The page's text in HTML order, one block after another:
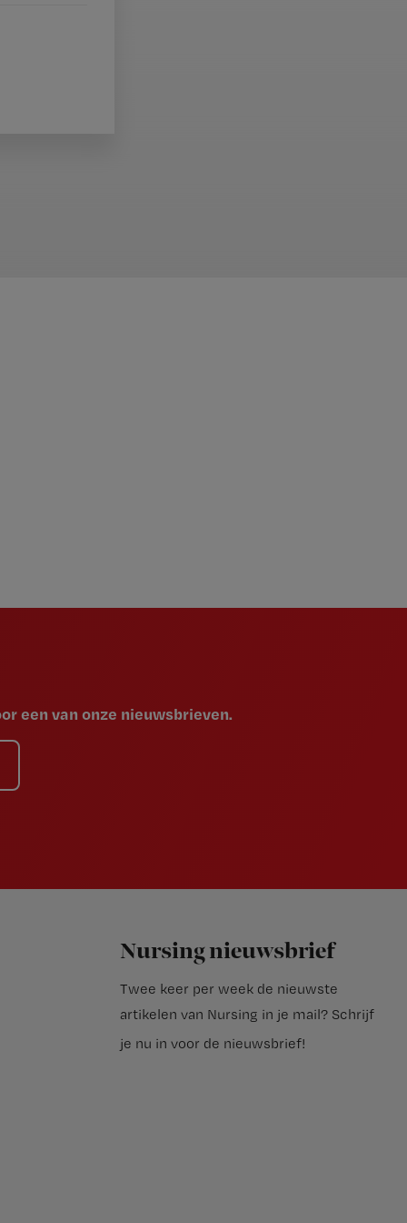
een van onze nieuwsbrieven.
Nursing nieuwsbrief
Twee keer per week de nieuwste
artikelen van Nursing in je mail? Schrijf
je nu in voor de nieuwsbrief!